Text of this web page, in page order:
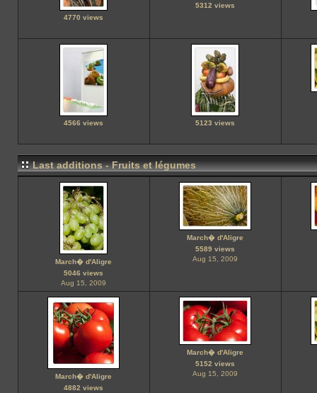
4770 views
5312 views
4566 views 5123 views
Last additions - Fruits et légumes
March� d'Aligre
5046 views
Aug 15, 2009
March� d'Aligre
5589 views
Aug 15, 2009
March� d'Aligre
4882 views
March� d'Aligre
5152 views
Aug 15, 2009